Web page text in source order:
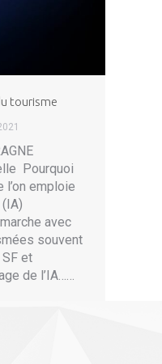
tourisme
Pourquoi
l’on emploie
avec
souvent
et
de l’IA……